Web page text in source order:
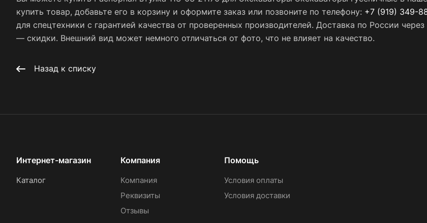
купить товар, добавьте его в корзину и оформите заказ или позвоните по телефону: +7 (919) 349-
для спецтехники с гарантией качества от проверенных производителей. Доставка по России
— скидки. Внешний вид может немного отличаться от фото, что не влияет на качество.
Назад к списку
Интернет-магазин
Каталог
Компания
Компания
Реквизиты
Отзывы
Помощь
Условия оплаты
Условия доставки